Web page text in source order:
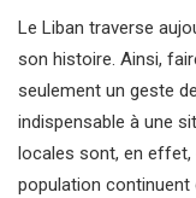
Le Liban traverse
son histoire. Ainsi,
seulement un geste
indispensable à une
locales sont, en effet,
population continuent